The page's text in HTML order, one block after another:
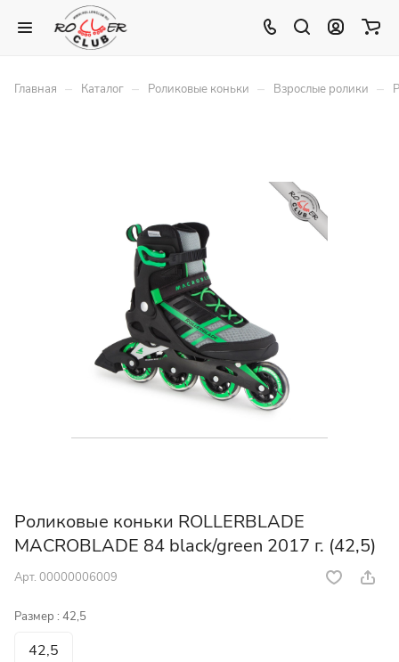
Главная – Каталог – Роликовые коньки – Взрослые ролики –
Роликовые коньки ROLLERBLADE
MACROBLADE 84 black/green 2017 г. (42,5)
Арт. 00000006009
Размер : 42,5
42,5